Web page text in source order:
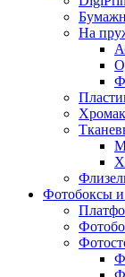
На
Фотобоксы и